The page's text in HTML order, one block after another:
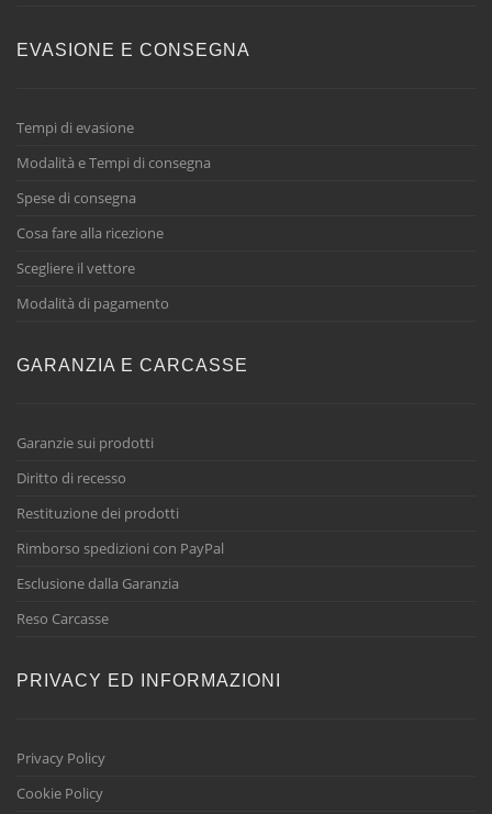
EVASIONE E CONSEGNA
Tempi di evasione
Modalità e Tempi di consegna
Spese di consegna
Cosa fare alla ricezione
Scegliere il vettore
Modalità di pagamento
GARANZIA E CARCASSE
Garanzie sui prodotti
Diritto di recesso
Restituzione dei prodotti
Rimborso spedizioni con PayPal
Esclusione dalla Garanzia
Reso Carcasse
PRIVACY ED INFORMAZIONI
Privacy Policy
Cookie Policy